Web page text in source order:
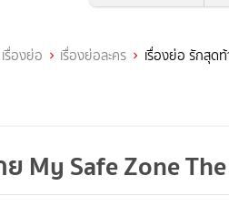
เรื่องย่อ เรื่องย่อละคร เรื่องย่อ รักสุด
My Safe Zone